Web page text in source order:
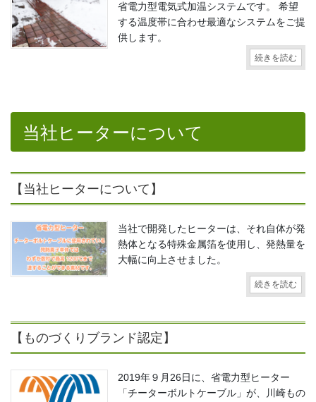
省電力型電気式加温システムです。 希望
する温度帯に合わせ最適なシステムをご提
供します。
続きを読む
当社ヒーターについて
【当社ヒーターについて】
当社で開発したヒーターは、それ自体が発
熱体となる特殊金属箔を使用し、発熱量を
大幅に向上させました。
続きを読む
【ものづくりブランド認定】
2019年９月26日に、省電力型ヒーター
「チーターボルトケーブル」が、川崎もの